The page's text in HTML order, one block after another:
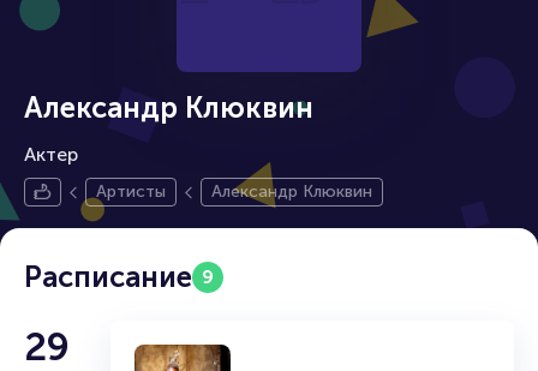
Александр Клюквин
Актер
Артисты Александр Клюквин
Расписание 9
29